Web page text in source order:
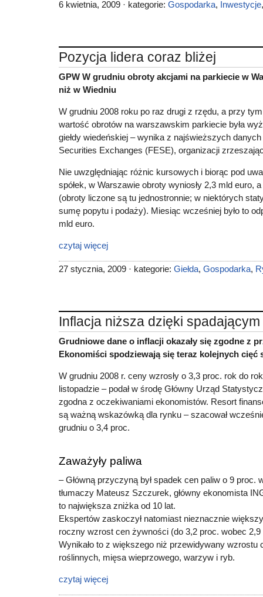
6 kwietnia, 2009 · kategorie: Gospodarka, Inwestycje
Pozycja lidera coraz bliżej
GPW W grudniu obroty akcjami na parkiecie w
niż w Wiedniu
W grudniu 2008 roku po raz drugi z rzędu, a przy
wartość obrotów na warszawskim parkiecie była
giełdy wiedeńskiej – wynika z najświeższych
Securities Exchanges (FESE), organizacji
Nie uwzględniając różnic kursowych i biorąc pod
spółek, w Warszawie obroty wyniosły 2,3 mld euro,
(obroty liczone są tu jednostronnie; w niektórych
sumę popytu i podaży). Miesiąc wcześniej było to
mld euro.
czytaj więcej
27 stycznia, 2009 · kategorie: Giełda, Gospodarka,
Inflacja niższa dzięki
Grudniowe dane o inflacji okazały się zgodne z
Ekonomiści spodziewają się teraz kolejnych cięć
W grudniu 2008 r. ceny wzrosły o 3,3 proc. rok do
listopadzie – podał w środę Główny Urząd
zgodna z oczekiwaniami ekonomistów. Resort
są ważną wskazówką dla rynku – szacował
grudniu o 3,4 proc.
Zaważyły paliwa
– Główną przyczyną był spadek cen paliw o 9 proc.
tłumaczy Mateusz Szczurek, główny ekonomista
to największa zniżka od 10 lat.
Ekspertów zaskoczył natomiast nieznacznie
roczny wzrost cen żywności (do 3,2 proc. wobec
Wynikało to z większego niż przewidywany wzrostu
roślinnych, mięsa wieprzowego, warzyw i ryb.
czytaj więcej